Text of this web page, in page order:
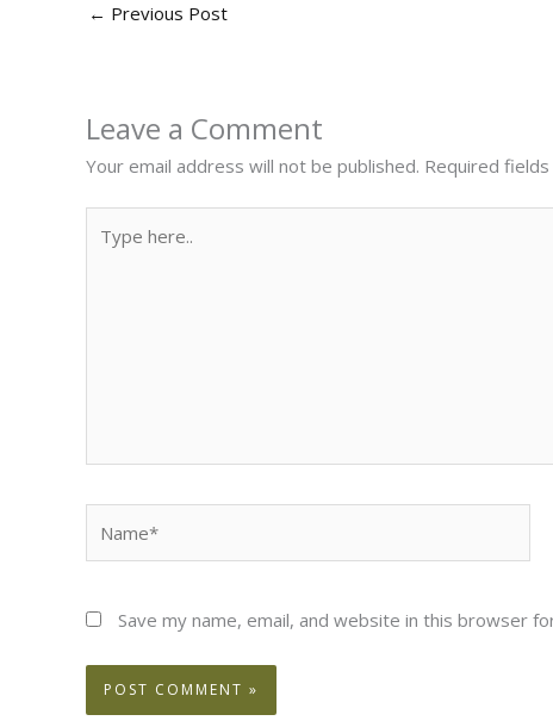
← Previous Post
Leave a Comment
Your email address will not be published. Required
here..
Save my name, email, and website in this browser